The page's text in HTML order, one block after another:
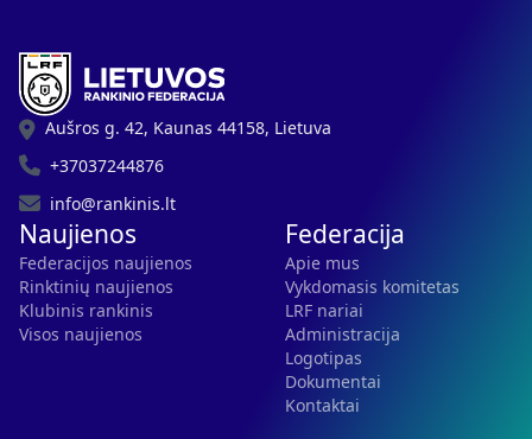
Aušros g. 42, Kaunas 44158, Lietuva
+37037244876
info@rankinis.lt
Naujienos
Federacijos naujienos
Rinktinių naujienos
Klubinis rankinis
Visos naujienos
Federacija
Apie mus
Vykdomasis komitetas
LRF nariai
Administracija
Logotipas
Dokumentai
Kontaktai